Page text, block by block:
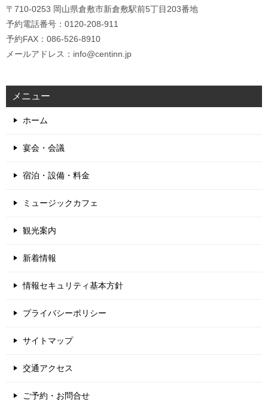
〒710-0253 岡山県倉敷市新倉敷駅前5丁目203番地
予約電話番号：0120-208-911
予約FAX：086-526-8910
メールアドレス：info@centinn.jp
メニュー
ホーム
宴会・会議
宿泊・設備・料金
ミュージックカフェ
観光案内
新着情報
情報セキュリティ基本方針
プライバシーポリシー
サイトマップ
交通アクセス
ご予約・お問合せ